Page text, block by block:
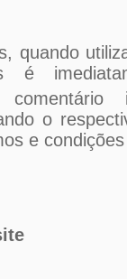
quando
é
o
e